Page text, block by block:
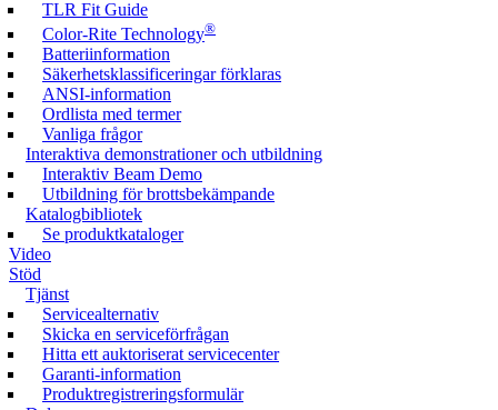
TLR Fit Guide
Color-Rite Technology®
Batteriinformation
Säkerhetsklassificeringar förklaras
ANSI-information
Ordlista med termer
Vanliga frågor
Interaktiva demonstrationer och utbildning
Interaktiv Beam Demo
Utbildning för brottsbekämpande
Katalogbibliotek
Se produktkataloger
Video
Stöd
Tjänst
Servicealternativ
Skicka en serviceförfrågan
Hitta ett auktoriserat servicecenter
Garanti-information
Produktregistreringsformulär